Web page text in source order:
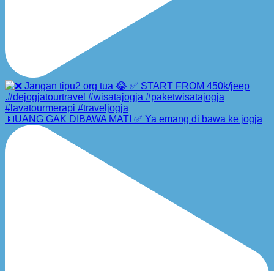
💵UANG GAK DIBAWA MATI ✅ Ya emang di bawa ke jogja